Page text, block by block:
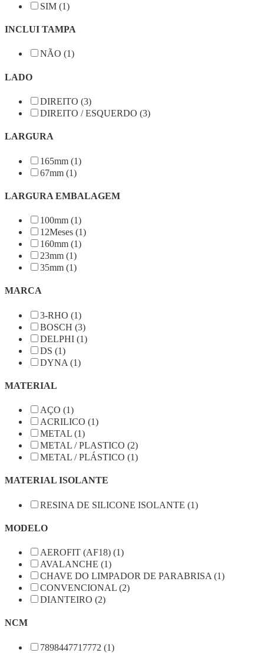
SIM (1)
INCLUI TAMPA
NÃO (1)
LADO
DIREITO (3)
DIREITO / ESQUERDO (3)
LARGURA
165mm (1)
67mm (1)
LARGURA EMBALAGEM
100mm (1)
12Meses (1)
160mm (1)
23mm (1)
35mm (1)
MARCA
3-RHO (1)
BOSCH (3)
DELPHI (1)
DS (1)
DYNA (1)
MATERIAL
AÇO (1)
ACRILICO (1)
METAL (1)
METAL / PLASTICO (2)
METAL / PLÁSTICO (1)
MATERIAL ISOLANTE
RESINA DE SILICONE ISOLANTE (1)
MODELO
AEROFIT (AF18) (1)
AVALANCHE (1)
CHAVE DO LIMPADOR DE PARABRISA (1)
CONVENCIONAL (2)
DIANTEIRO (2)
NCM
7898447717772 (1)